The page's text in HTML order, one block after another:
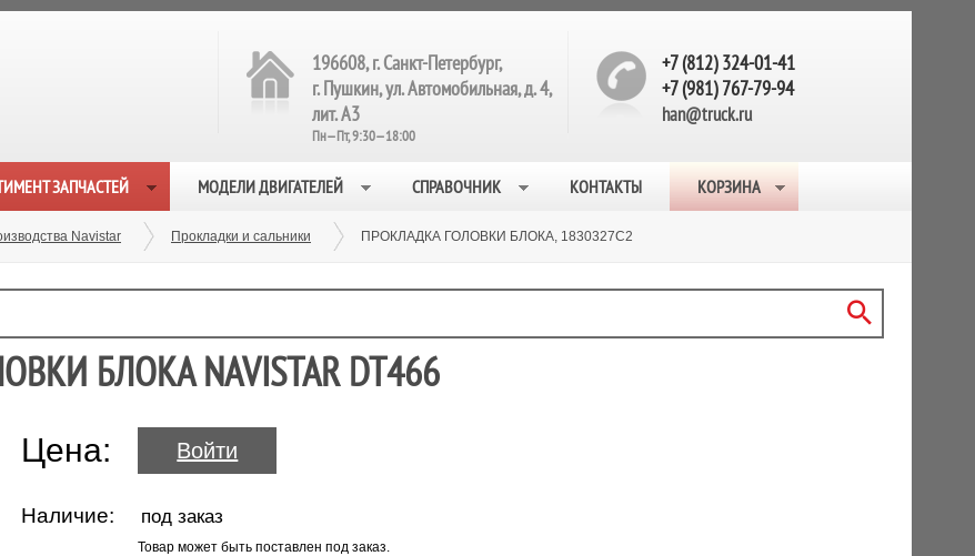
196608, г. Санкт-Петербург,
г. Пушкин, ул. Автомобильная, д. 4,
лит. А3
Пн—Пт, 9:30—18:00
+7 (812) 324-01-41
+7 (981) 767-79-94
han@truck.ru
ЗАПЧАСТЕЙ МОДЕЛИ ДВИГАТЕЛЕЙ СПРАВОЧНИК КОНТАКТЫ КОРЗИНА
Navistar Прокладки и сальники ПРОКЛАДКА ГОЛОВКИ БЛОКА, 1830327C2
БЛОКА NAVISTAR DT466
Цена: Войти
Наличие: под заказ
Товар может быть поставлен под заказ.